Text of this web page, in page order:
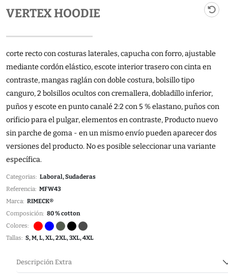
VERTEX HOODIE
corte recto con costuras laterales, capucha con forro, ajustable
mediante cordón elástico, escote interior trasero con cinta en
contraste, mangas raglán con doble costura, bolsillo tipo
canguro, 2 bolsillos ocultos con cremallera, dobladillo inferior,
puños y escote en punto canalé 2:2 con 5 % elastano, puños con
orificio para el pulgar, elementos en contraste, Producto nuevo
sin parche de goma - en un mismo envío pueden aparecer dos
versiones del producto. No es posible seleccionar una variante
específica.
Categorias: Laboral, Sudaderas
Referencia: MFW43
Marca: RIMECK®
Composición: 80 % cotton
Colores:
Tallas: S, M, L, XL, 2XL, 3XL, 4XL
Descripción Extra